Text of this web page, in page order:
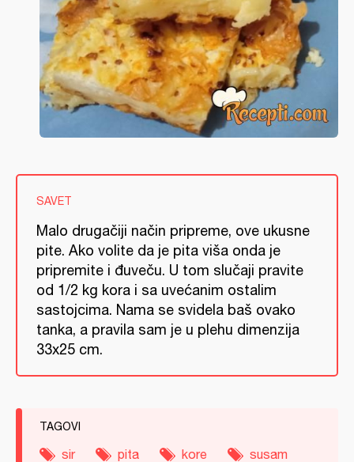
SAVET
Malo drugačiji način pripreme, ove ukusne
pite. Ako volite da je pita viša onda je
pripremite i đuveču. U tom slučaji pravite
od 1/2 kg kora i sa uvećanim ostalim
sastojcima. Nama se svidela baš ovako
tanka, a pravila sam je u plehu dimenzija
33x25 cm.
TAGOVI
sir pita kore susam